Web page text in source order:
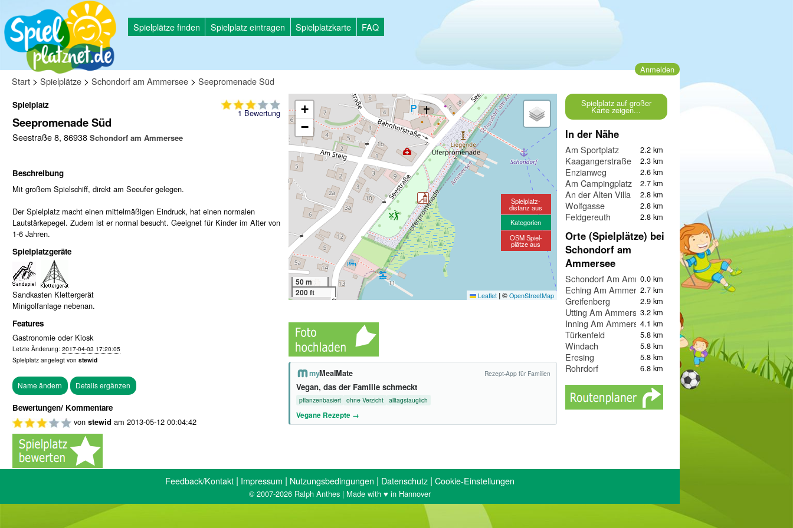
Spielplätze finden Spielplatz eintragen Spielplatzkarte FAQ
Anmelden
Start > Spielplätze > Schondorf am Ammersee > Seepromenade Süd
1Bewertung
Spielplatz
Seepromenade Süd
Seestraße 8, 86938 Schondorf am Ammersee
Beschreibung
Mit großem Spielschiff, direkt am Seeufer gelegen.
Der Spielplatz macht einen mittelmäßigen Eindruck, hat einen normalen
Lautstärkepegel. Zudem ist er normal besucht. Geeignet für Kinder im Alter von
1-6 Jahren.
Spielplatzgeräte
Sandkasten Klettergerät
Minigolfanlage nebenan.
Features
Gastronomie oder Kiosk
Letzte Änderung: 2017-04-03 17:20:05
Spielplatz angelegt von stewid
Bewertungen/ Kommentare
von stewid am 2013-05-12 00:04:42
+
−
50 m
200 ft
Leaflet |© OpenStreetMap
Spielplatz-
distanz aus
Kategorien
OSM Spiel-
plätze aus
myMealMate Rezept-App für Familien
Vegan, das der Familie schmeckt
pflanzenbasiert ohne Verzicht alltagstauglich
Vegane Rezepte →
Spielplatz auf großer
Karte zeigen...
In der Nähe
Am Sportplatz 2.2 km
Kaagangerstraße 2.3 km
Enzianweg 2.6 km
Am Campingplatz 2.7 km
An der Alten Villa 2.8 km
Wolfgasse 2.8 km
Feldgereuth 2.8 km
Orte (Spielplätze) bei
Schondorf am
Ammersee
Schondorf Am Ammersee
0.0 km
Eching Am Ammersee2.7 km
Greifenberg 2.9 km
Utting Am Ammersee3.2 km
Inning Am Ammersee4.1 km
Türkenfeld 5.8 km
Windach 5.8 km
Eresing 5.8 km
Rohrdorf 6.8 km
Feedback/Kontakt | Impressum | Nutzungsbedingungen | Datenschutz | Cookie-Einstellungen
© 2007-2026 Ralph Anthes | Made with ♥ in Hannover